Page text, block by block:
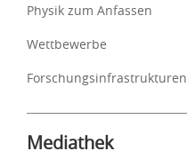
Physik zum Anfassen
Wettbewerbe
Forschungsinfrastrukturen
Mediathek